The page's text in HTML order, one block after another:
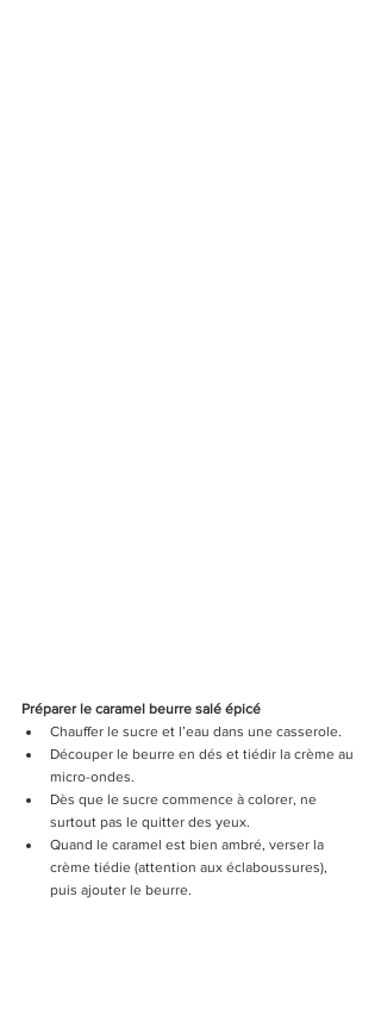
Préparer le caramel beurre salé épicé
Chauffer le sucre et l’eau dans une casserole.
Découper le beurre en dés et tiédir la crème au
micro-ondes.
Dès que le sucre commence à colorer, ne
surtout pas le quitter des yeux.
Quand le caramel est bien ambré, verser la
crème tiédie (attention aux éclaboussures),
puis ajouter le beurre.